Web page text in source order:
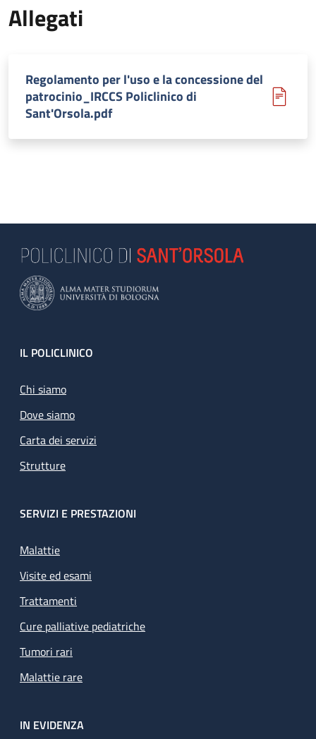
Allegati
Regolamento per l'uso e la concessione del
patrocinio_IRCCS Policlinico di
Sant'Orsola.pdf
Footer
IL POLICLINICO
Chi siamo
Dove siamo
Carta dei servizi
Strutture
SERVIZI E PRESTAZIONI
Malattie
Visite ed esami
Trattamenti
Cure palliative pediatriche
Tumori rari
Malattie rare
IN EVIDENZA